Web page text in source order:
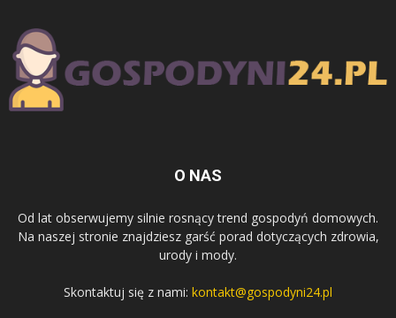
O NAS
Od lat obserwujemy silnie rosnący trend gospodyń domowych.
Na naszej stronie znajdziesz garść porad dotyczących zdrowia,
urody i mody.
Skontaktuj się z nami: kontakt@gospodyni24.pl